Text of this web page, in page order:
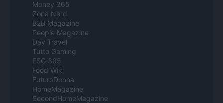
Money 365
Zona Nerd
B2B Magazine
People Magazine
Day Travel
Tutto Gaming
ESG 365
Food Wiki
FuturoDonna
HomeMagazine
SecondHomeMagazine